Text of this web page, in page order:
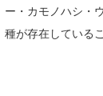
ー・カモノハシ・
種が存在している
Core Surf
メディア